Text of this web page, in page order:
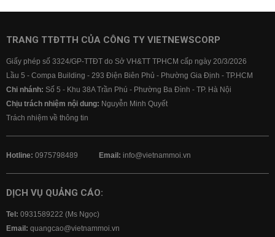
Lãi suất ngân hàng BIDV
Lãi suất ngân hàng Vietcombank
TRANG TTĐTTH CỦA CÔNG TY VIETNEWSCORP
Giấy phép số 3324/GP-TTĐT do Sở VH&TT TPHCM cấp ngày 20/3/2026
Lầu 5 - Compa Building - 293 Điện Biên Phủ - Phường Gia Định - TP.HCM
Chi nhánh: Số 5 - Khu 38A Trần Phú - Phường Ba Đình - TP. Hà Nội
Chịu trách nhiệm nội dung: Nguyễn Minh Quyết
Trách nhiệm về thông tin
Hotline: 0975798489 Email: info@vietnammoi.vn
DỊCH VỤ QUẢNG CÁO:
Tel: 0931589222 (Ms Ngọc)
Email: quangcao@vietnammoi.vn